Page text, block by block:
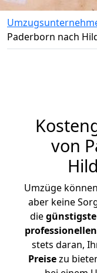
Paderborn nach
von
Umzüge
aber keine
diegünstigste
stets daran,
Preisezu